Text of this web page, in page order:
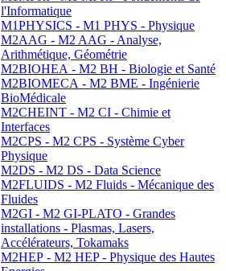
l'Informatique
M1PHYSICS - M1 PHYS - Physique
M2AAG - M2 AAG - Analyse,
Arithmétique, Géométrie
M2BIOHEA - M2 BH - Biologie et Santé
M2BIOMECA - M2 BME - Ingénierie
BioMédicale
M2CHEINT - M2 CI - Chimie et
Interfaces
M2CPS - M2 CPS - Système Cyber
Physique
M2DS - M2 DS - Data Science
M2FLUIDS - M2 Fluids - Mécanique des
Fluides
M2GI - M2 GI-PLATO - Grandes
installations - Plasmas, Lasers,
Accélérateurs, Tokamaks
M2HEP - M2 HEP - Physique des Hautes